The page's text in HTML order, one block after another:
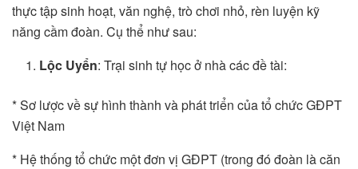
thực tập sinh hoạt, văn nghệ, trò chơi nhỏ, rèn luyện kỹ
năng cầm đoàn. Cụ thể như sau:
Lộc Uyển: Trại sinh tự học ở nhà các đề tài:
* Sơ lược về sự hình thành và phát triển của tổ chức GĐPT
Việt Nam
* Hệ thống tổ chức một đơn vị GĐPT (trong đó đoàn là căn